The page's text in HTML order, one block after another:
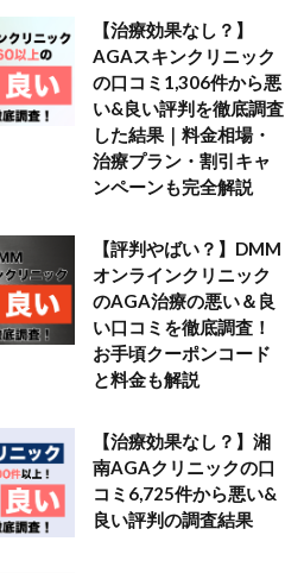
【治療効果なし？】
AGAスキンクリニック
の口コミ1,306件から悪
い&良い評判を徹底調査
した結果｜料金相場・
治療プラン・割引キャ
ンペーンも完全解説
【評判やばい？】DMM
オンラインクリニック
のAGA治療の悪い＆良
い口コミを徹底調査！
お手頃クーポンコード
と料金も解説
【治療効果なし？】湘
南AGAクリニックの口
コミ6,725件から悪い&
良い評判の調査結果